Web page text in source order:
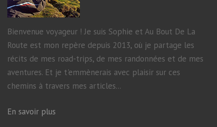
Bienvenue voyageur ! Je suis Sophie et Au Bout De La
Route est mon repère depuis 2013, où je partage les
récits de mes road-trips, de mes randonnées et de mes
aventures. Et je t'emmènerais avec plaisir sur ces
chemins à travers mes articles...
En savoir plus